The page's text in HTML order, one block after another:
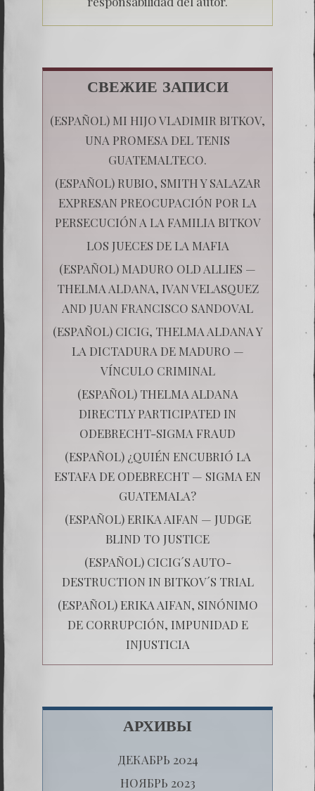
СВЕЖИЕ ЗАПИСИ
(ESPAÑOL) MI HIJO VLADIMIR BITKOV,
UNA PROMESA DEL TENIS
GUATEMALTECO.
(ESPAÑOL) RUBIO, SMITH Y SALAZAR
EXPRESAN PREOCUPACIÓN POR LA
PERSECUCIÓN A LA FAMILIA BITKOV
LOS JUECES DE LA MAFIA
(ESPAÑOL) MADURO OLD ALLIES —
THELMA ALDANA, IVAN VELASQUEZ
AND JUAN FRANCISCO SANDOVAL
(ESPAÑOL) CICIG, THELMA ALDANA Y
LA DICTADURA DE MADURO —
VÍNCULO CRIMINAL
(ESPAÑOL) THELMA ALDANA
DIRECTLY PARTICIPATED IN
ODEBRECHT-SIGMA FRAUD
(ESPAÑOL) ¿QUIÉN ENCUBRIÓ LA
ESTAFA DE ODEBRECHT — SIGMA EN
GUATEMALA?
(ESPAÑOL) ERIKA AIFAN — JUDGE
BLIND TO JUSTICE
(ESPAÑOL) CICIG´S AUTO-
DESTRUCTION IN BITKOV´S TRIAL
(ESPAÑOL) ERIKA AIFAN, SINÓNIMO
DE CORRUPCIÓN, IMPUNIDAD E
INJUSTICIA
АРХИВЫ
ДЕКАБРЬ 2024
НОЯБРЬ 2023